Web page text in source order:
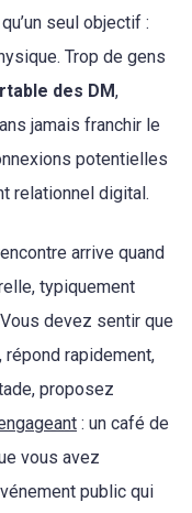
seul objectif :
Trop de gens
des DM,
jamais franchir le
potentielles
relationnel digital.
arrive quand
typiquement
devez sentir que
rapidement,
proposez
: un café de
vous avez
public qui